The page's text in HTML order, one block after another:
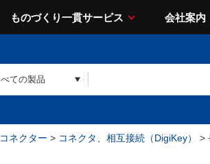
ものづくり一貫サービス 会社案内
コネクター > コネクタ、相互接続（DigiKey） >